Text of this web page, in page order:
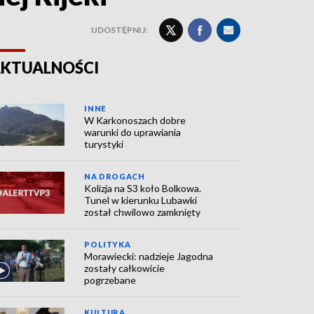
UDOSTĘPNIJ:
INNE
W Karkonoszach dobre
warunki do uprawiania
turystyki
NA DROGACH
Kolizja na S3 koło Bolkowa.
Tunel w kierunku Lubawki
został chwilowo zamknięty
POLITYKA
Morawiecki: nadzieje Jagodna
zostały całkowicie
pogrzebane